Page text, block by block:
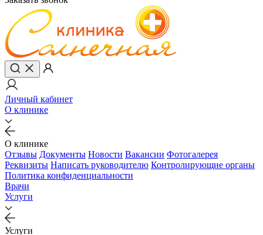
Личный кабинет
О клинике
О клинике
Отзывы Документы Новости Вакансии Фотогалерея
Реквизиты Написать руководителю Контролирующие органы
Политика конфиденциальности
Врачи
Услуги
Услуги